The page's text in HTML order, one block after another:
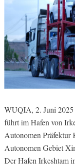
WUQIA, 2. Juni 2025
führt im Hafen von
Autonomen Präfektur
Autonomen Gebiet
Der Hafen Irkeshtam